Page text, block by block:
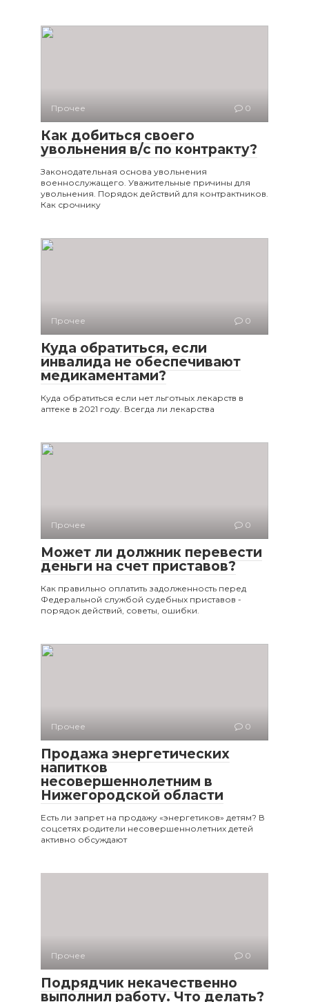
Прочее 0
Как добиться своего
увольнения в/с по контракту?
Законодательная основа увольнения
военнослужащего. Уважительные причины для
увольнения. Порядок действий для контрактников.
Как срочнику
Прочее 0
Куда обратиться, если
инвалида не обеспечивают
медикаментами?
Куда обратиться если нет льготных лекарств в
аптеке в 2021 году. Всегда ли лекарства
Прочее 0
Может ли должник перевести
деньги на счет приставов?
Как правильно оплатить задолженность перед
Федеральной службой судебных приставов -
порядок действий, советы, ошибки.
Прочее 0
Продажа энергетических
напитков
несовершеннолетним в
Нижегородской области
Есть ли запрет на продажу «энергетиков» детям? В
соцсетях родители несовершеннолетних детей
активно обсуждают
Прочее 0
Подрядчик некачественно
выполнил работу. Что делать?